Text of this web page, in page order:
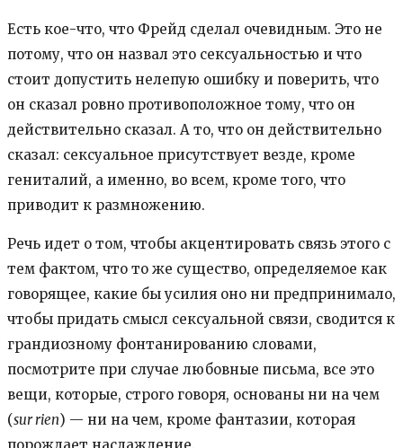
Есть кое-что, что Фрейд сделал очевидным. Это не
потому, что он назвал это сексуальностью и что
стоит допустить нелепую ошибку и поверить, что
он сказал ровно противоположное тому, что он
действительно сказал. А то, что он действительно
сказал: сексуальное присутствует везде, кроме
гениталий, а именно, во всем, кроме того, что
приводит к размножению.
Речь идет о том, чтобы акцентировать связь этого с
тем фактом, что то же существо, определяемое как
говорящее, какие бы усилия оно ни предпринимало,
чтобы придать смысл сексуальной связи, сводится к
грандиозному фонтанированию словами,
посмотрите при случае любовные письма, все это
вещи, которые, строго говоря, основаны ни на чем
(sur rien) — ни на чем, кроме фантазии, которая